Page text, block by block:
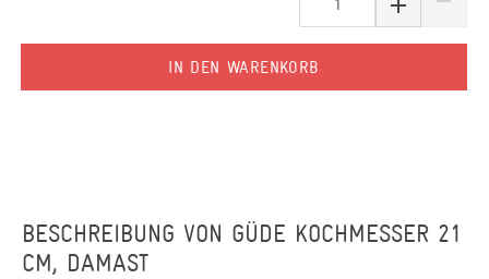
IN DEN WARENKORB
BESCHREIBUNG VON GÜDE KOCHMESSER 21
CM, DAMAST